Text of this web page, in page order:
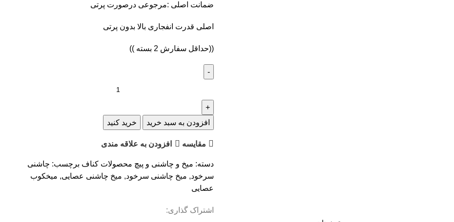
ضمانت اصلی :مرجوعی درصورت پرتی
اصلی قدرت انفجاری بالا بدون پرتی
((حداقل سفارش 2 بسته ))
افزودن به سبد خرید خرید کنید
مقایسه افزودن به علاقه مندی
دسته: میخ و چاشنی و پیچ محصولات کناف برچسب: چاشنی
سرخود, میخ چاشنی سرخود, میخ چاشنی عصایی, میخکوب
عصایی
اشتراک گذاری: